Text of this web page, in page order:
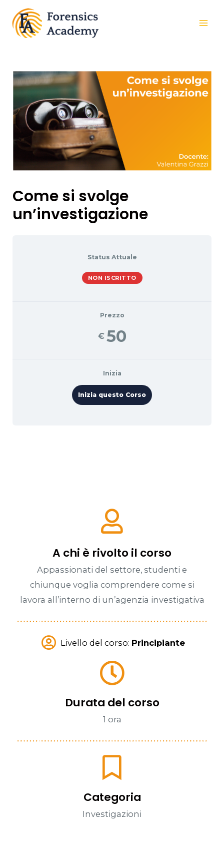
Come si svolge
un’investigazione
Status Attuale
NON ISCRITTO
Prezzo
€ 50
Inizia
Inizia questo Corso
A chi è rivolto il corso
Appassionati del settore, studenti e
chiunque voglia comprendere come si
lavora all’interno di un’agenzia investigativa
Livello del corso: Principiante
Durata del corso
1 ora
Categoria
Investigazioni